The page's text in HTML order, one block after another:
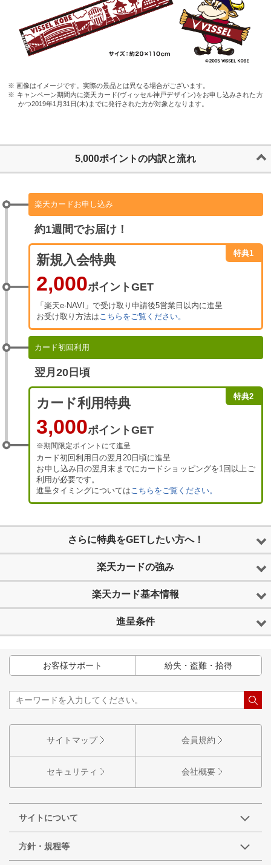
※ 画像はイメージです。実際の景品とは異なる場合がございます。
※ キャンペーン期間内に楽天カード(ヴィッセル神戸デザイン)をお申し込みされた方
かつ2019年1月31日(木)までに発行された方が対象となります。
5,000ポイントの内訳と流れ
楽天カードお申し込み
約1週間でお届け！
特典1
新規入会特典
2,000ポイントGET
「楽天e-NAVI」で受け取り申請後5営業日以内に進呈
お受け取り方法は こちらをご覧ください。
カード初回利用
翌月20日頃
特典2
カード利用特典
3,000ポイントGET
※期間限定ポイントにて進呈
カード初回利用日の翌月20日頃に進呈
お申し込み日の翌月末までにカードショッピングを1回以上ご
利用が必要です。
進呈タイミングについてはこちらをご覧ください。
さらに特典をGETしたい方へ！
楽天カードの強み
楽天カード基本情報
進呈条件
お客様サポート 紛失・盗難・拾得
サイトマップ 会員規約
セキュリティ 会社概要
サイトについて
方針・規程等